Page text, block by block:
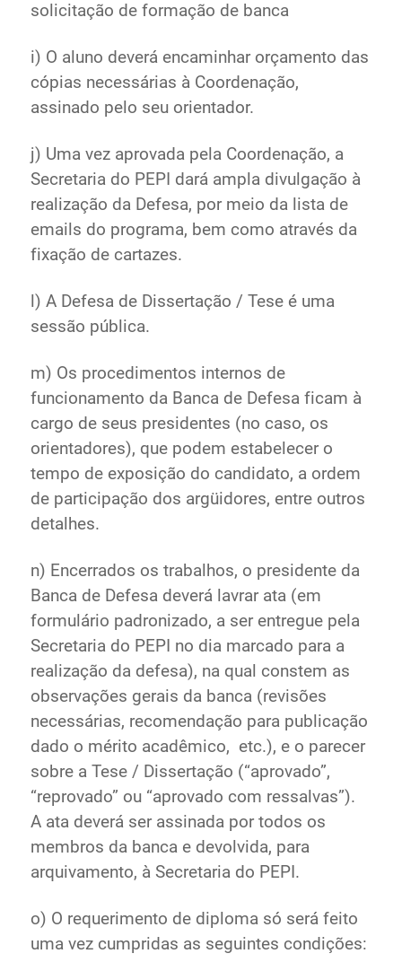
solicitação de formação de banca
i) O aluno deverá encaminhar orçamento das
cópias necessárias à Coordenação,
assinado pelo seu orientador.
j) Uma vez aprovada pela Coordenação, a
Secretaria do PEPI dará ampla divulgação à
realização da Defesa, por meio da lista de
emails do programa, bem como através da
fixação de cartazes.
l) A Defesa de Dissertação / Tese é uma
sessão pública.
m) Os procedimentos internos de
funcionamento da Banca de Defesa ficam à
cargo de seus presidentes (no caso, os
orientadores), que podem estabelecer o
tempo de exposição do candidato, a ordem
de participação dos argüidores, entre outros
detalhes.
n) Encerrados os trabalhos, o presidente da
Banca de Defesa deverá lavrar ata (em
formulário padronizado, a ser entregue pela
Secretaria do PEPI no dia marcado para a
realização da defesa), na qual constem as
observações gerais da banca (revisões
necessárias, recomendação para publicação
dado o mérito acadêmico, etc.), e o parecer
sobre a Tese / Dissertação (“aprovado”,
“reprovado” ou “aprovado com ressalvas”).
A ata deverá ser assinada por todos os
membros da banca e devolvida, para
arquivamento, à Secretaria do PEPI.
o) O requerimento de diploma só será feito
uma vez cumpridas as seguintes condições: